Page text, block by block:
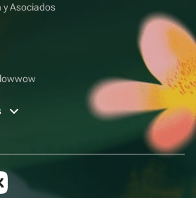
y Asociados